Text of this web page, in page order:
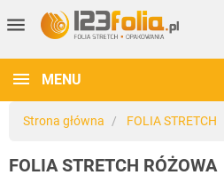
menu
MENU
Strona główna FOLIA STRETCH
FOLIA STRETCH RÓŻOWA